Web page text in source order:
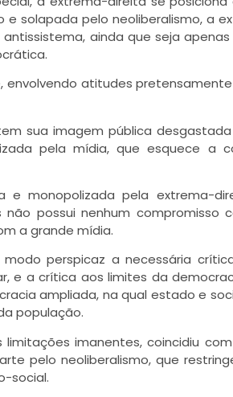
solapada pelo neoliberalismo, a
ainda que seja apenas
envolvendo atitudes
sua imagem pública
pela mídia, que esquece a
e monopolizada pela extrema-
possui nenhum compromisso
a grande mídia.
perspicaz a necessária
e a crítica aos limites da
ampliada, na qual estado e
população.
imanentes, coincidiu
pelo neoliberalismo, que
social.